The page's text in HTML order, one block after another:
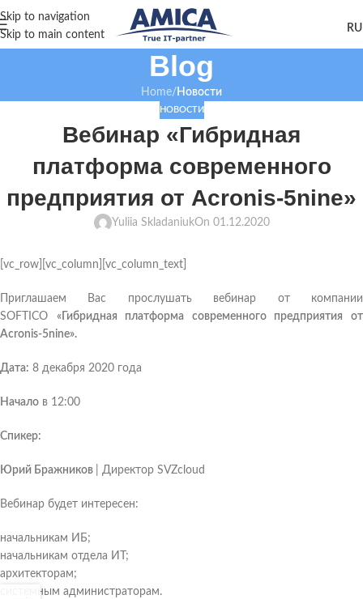
Skip to navigation
Skip to main content
Blog
Home/ Новости
НОВОСТИ
Вебинар «Гибридная
платформа современного
предприятия от Acronis-5nine»
Yuliia SkladaniukOn 01.12.2020
[vc_row][vc_column][vc_column_text]
Приглашаем Вас прослушать вебинар от компании
SOFTICO «Гибридная платформа современного предприятия от
Acronis-5nine».
Дата: 8 декабря 2020 года
Начало в 12:00
Спикер:
Юрий Бражников | Директор SVZcloud
Вебинар будет интересен:
начальникам ИБ;
начальникам отдела ИТ;
архитекторам;
системным администраторам.